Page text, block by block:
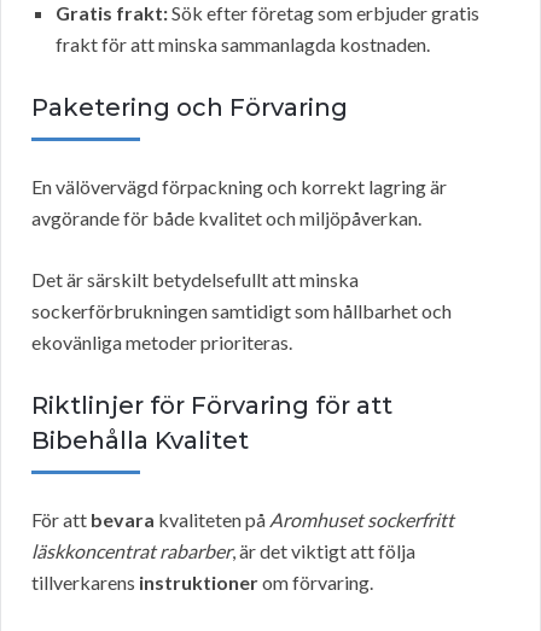
Gratis frakt:Sök efter företag som erbjuder gratis
frakt för att minska sammanlagda kostnaden.
Paketering och Förvaring
En välövervägd förpackning och korrekt lagring är
avgörande för både kvalitet och miljöpåverkan.
Det är särskilt betydelsefullt att minska
sockerförbrukningen samtidigt som hållbarhet och
ekovänliga metoder prioriteras.
Riktlinjer för Förvaring för att
Bibehålla Kvalitet
För att bevara kvaliteten på Aromhuset sockerfritt
läskkoncentrat rabarber, är det viktigt att följa
tillverkarens instruktionerom förvaring.